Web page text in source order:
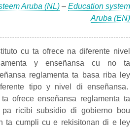
Aruba (NL) – Education system
Aruba (EN)
cu ta ofrece na diferente nivel
y enseñansa cu no ta
reglamenta ta basa riba ley
tipo y nivel di enseñansa.
ta ofrece enseñansa reglamenta ta
ricibi subsidio di gobierno bou
ta cumpli cu e rekisitonan di e ley